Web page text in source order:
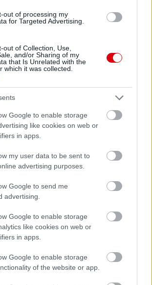
out of processing my
for Targeted Advertising.
out of Collection, Use,
and/or Sharing of my
that Is Unrelated with the
which it was collected.
Google to enable storage
like cookies on web or
in apps.
my user data to be sent to
advertising purposes.
Google to send me
advertising.
Google to enable storage
like cookies on web or
in apps.
Google to enable storage
of the website or app.
Germainvs
United
4. mérkőzés
57 másodperc
United2026-08-12 20:30
Támogasd adományoddal